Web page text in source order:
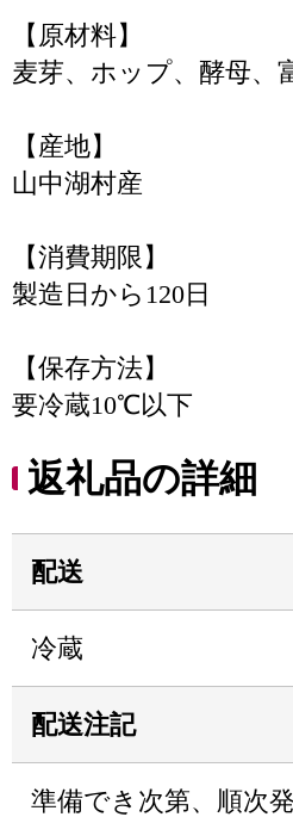
【原材料】
麦芽、ホップ、酵母、
【産地】
山中湖村産
【消費期限】
製造日から120日
【保存方法】
要冷蔵10℃以下
返礼品の詳細
配送
冷蔵
配送注記
準備でき次第、順次